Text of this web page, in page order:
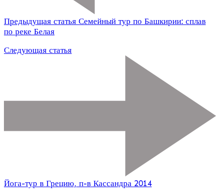
Предыдущая статья Семейный тур по Башкирии: сплав
по реке Белая
Следующая статья
Йога-тур в Грецию, п-в Кассандра 2014